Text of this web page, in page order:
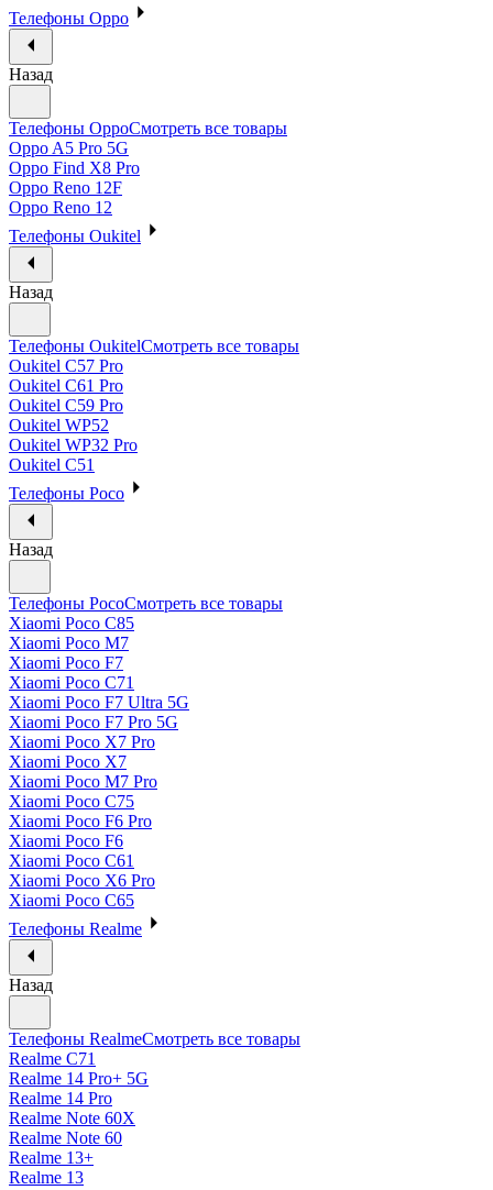
Телефоны Oppo
Назад
Телефоны OppoСмотреть все товары
Oppo A5 Pro 5G
Oppo Find X8 Pro
Oppo Reno 12F
Oppo Reno 12
Телефоны Oukitel
Назад
Телефоны OukitelСмотреть все товары
Oukitel C57 Pro
Oukitel C61 Pro
Oukitel C59 Pro
Oukitel WP52
Oukitel WP32 Pro
Oukitel C51
Телефоны Poco
Назад
Телефоны PocoСмотреть все товары
Xiaomi Poco C85
Xiaomi Poco M7
Xiaomi Poco F7
Xiaomi Poco C71
Xiaomi Poco F7 Ultra 5G
Xiaomi Poco F7 Pro 5G
Xiaomi Poco X7 Pro
Xiaomi Poco X7
Xiaomi Poco M7 Pro
Xiaomi Poco C75
Xiaomi Poco F6 Pro
Xiaomi Poco F6
Xiaomi Poco C61
Xiaomi Poco X6 Pro
Xiaomi Poco C65
Телефоны Realme
Назад
Телефоны RealmeСмотреть все товары
Realme C71
Realme 14 Pro+ 5G
Realme 14 Pro
Realme Note 60X
Realme Note 60
Realme 13+
Realme 13